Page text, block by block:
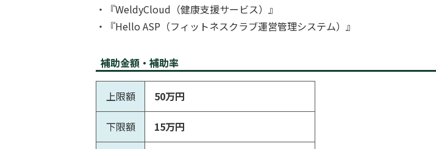
・
『WeldyCloud（健康支援サービス）』
・
『Hello ASP（フィットネスクラブ運営管理システム）』
補助金額・補助率
上限額 50万円
下限額 15万円